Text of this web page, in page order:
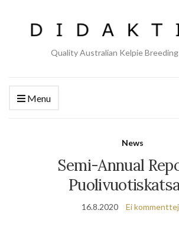
Quality Australian Kelpie Breeding
Menu
News
Semi-Annual
16.8.2020 Ei